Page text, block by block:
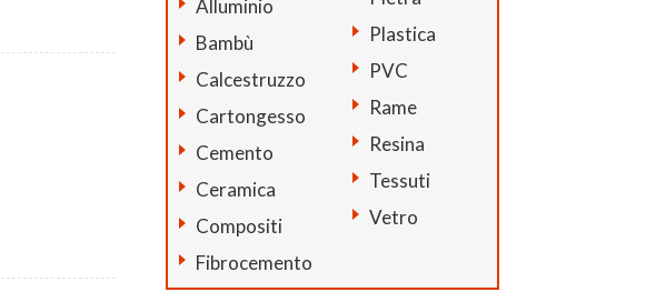
Alluminio
Bambù
Calcestruzzo
Cartongesso
Cemento
Ceramica
Compositi
Fibrocemento
Plastica
PVC
Rame
Resina
Tessuti
Vetro